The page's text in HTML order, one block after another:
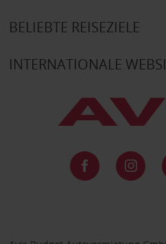
BELIEBTE REISEZIELE
INTERNATIONALE